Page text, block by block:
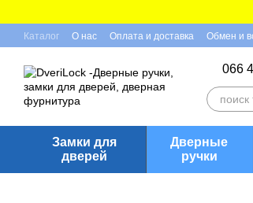
Каталог О нас Оплата и доставка Обмен и
066
Замки для
дверей
Дверные
ручки